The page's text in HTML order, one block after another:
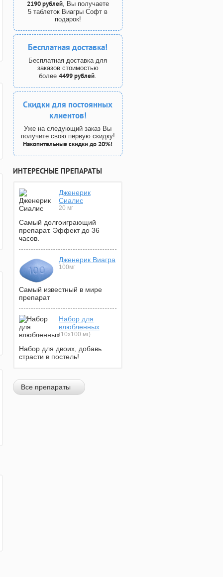
2190 рублей, Вы получаете
5 таблеток Виагры Софт в
подарок!
Бесплатная доставка!
Бесплатная доставка для
заказов стоимостью
более 4499 рублей.
Скидки для постоянных
клиентов!
Уже на следующий заказ Вы
получите свою первую скидку!
Накопительные скидки до 20%!
ИНТЕРЕСНЫЕ ПРЕПАРАТЫ
Дженерик
Сиалис
20 мг
Самый долгоиграющий
препарат. Эффект до 36
часов.
Дженерик Виагра
100мг
Самый известный в мире
препарат
Набор для
влюбленных
(10х100 мг)
Набор для двоих, добавь
страсти в постель!
Все препараты